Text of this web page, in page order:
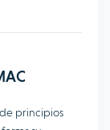
principios